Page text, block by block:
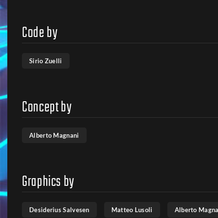
Code by
Sirio Zuelli
Concept by
Alberto Magnani
Graphics by
Desiderius Salvesen Matteo Lusoli Alberto